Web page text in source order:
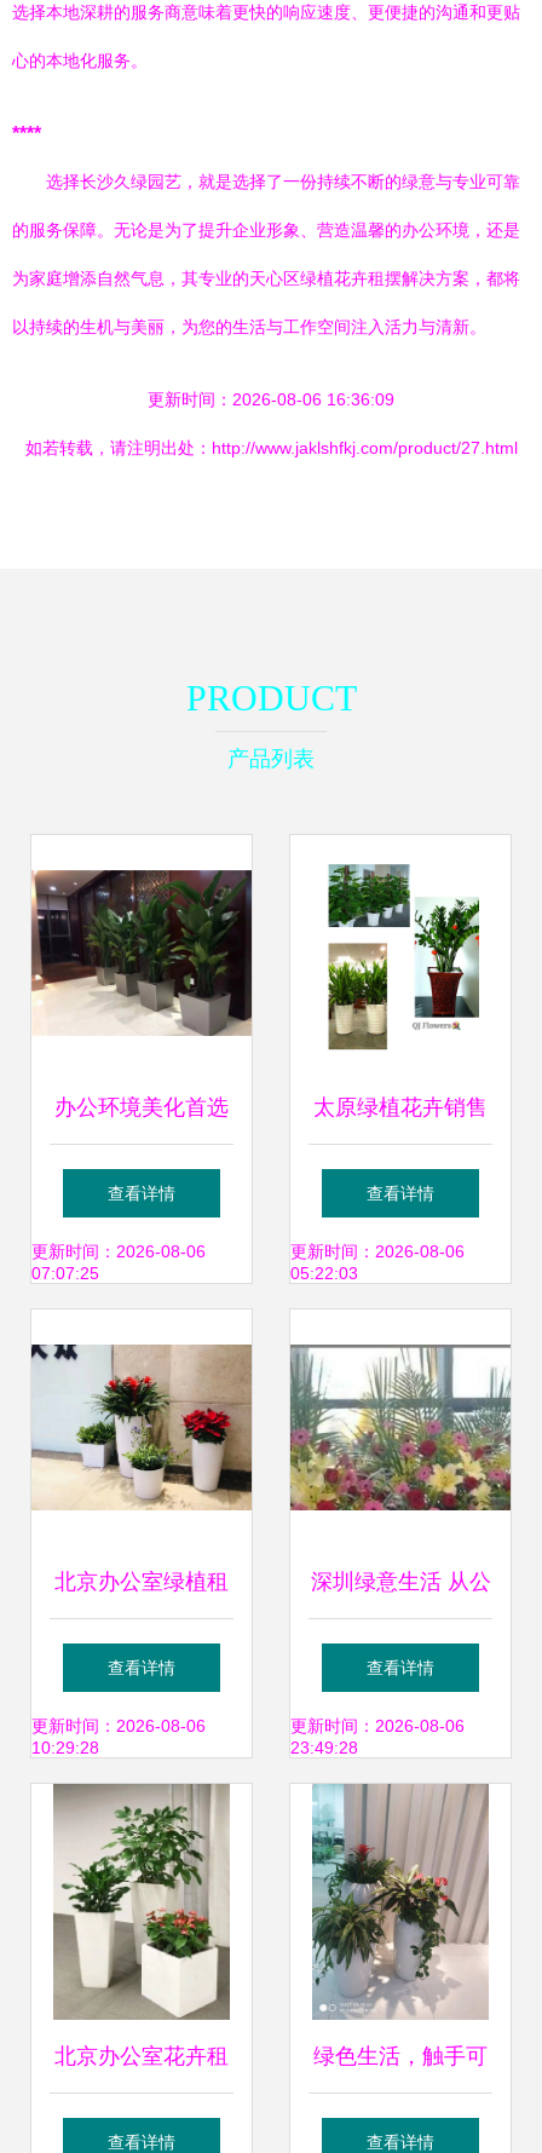
选择本地深耕的服务商意味着更快的响应速度、更便捷的沟通和更贴
心的本地化服务。
****
选择长沙久绿园艺，就是选择了一份持续不断的绿意与专业可靠
的服务保障。无论是为了提升企业形象、营造温馨的办公环境，还是
为家庭增添自然气息，其专业的天心区绿植花卉租摆解决方案，都将
以持续的生机与美丽，为您的生活与工作空间注入活力与清新。
更新时间：2026-08-06 16:36:09
如若转载，请注明出处：http://www.jaklshfkj.com/product/27.html
PRODUCT
产品列表
办公环境美化首选
虹口区开业绿植花
卉租赁养护服务
查看详情
更新时间：2026-08-06
07:07:25
太原绿植花卉销售
租赁 打造酒店与办
公室的绿色空间
查看详情
更新时间：2026-08-06
05:22:03
北京办公室绿植租
赁 盆栽植物出租与
批发租摆全面指南
查看详情
更新时间：2026-08-06
10:29:28
深圳绿意生活 从公
司租花到室内租赁
的全方位指南
查看详情
更新时间：2026-08-06
23:49:28
北京办公室花卉租
摆指南 朝阳区京广
查看详情
绿色生活，触手可
及 花卉绿植租借的
查看详情